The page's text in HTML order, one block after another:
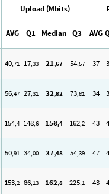
Upload (Mbits)
AVG Q1 Median Q3 AVG
40,71 17,33 21,67 54,57 37
56,47 27,31 32,82 73,81 34
154,4 148,6 158,4 162,2 43
50,91 34,00 37,48 54,39 47
153,2 86,13 162,8 225,1 43